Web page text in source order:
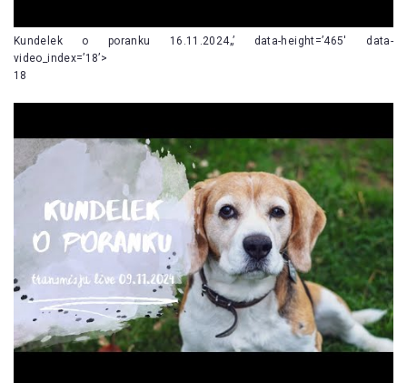
Kundelek o poranku 16.11.2024„’ data-height=’465′ data-
video_index=’18’>
18